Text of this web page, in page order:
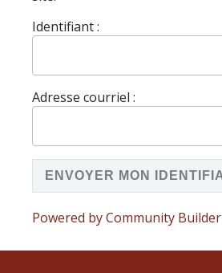
Identifiant :
Adresse courriel :
Powered by Community Builder